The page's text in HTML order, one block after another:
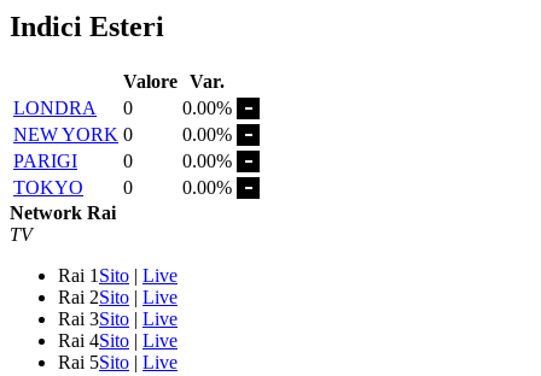
Indici Esteri
Valore Var.
LONDRA
0
0.00%
NEW YORK 0
0.00%
PARIGI
0
0.00%
TOKYO
0
0.00%
Network Rai
TV
Rai 1 Sito | Live
Rai 2Sito | Live
Rai 3Sito | Live
Rai 4Sito | Live
Rai 5Sito | Live